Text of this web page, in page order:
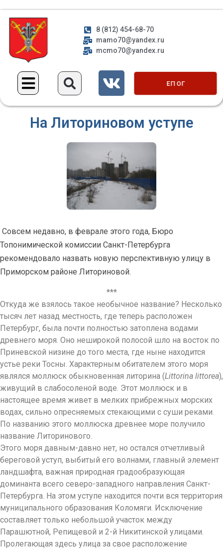
8 (812) 454-68-70
mamo70@yandex.ru
mcmo70@yandex.ru
ЕП ОГ
На Литориновом уступе
Совсем недавно, в феврале этого года, Бюро
Топонимической комиссии Санкт-Петербурга
рекомендовало назвать новую перспективную улицу в
Приморском районе Литориновой.
***
Откуда же взялось такое необычное название? Несколько
тысяч лет назад местность, где теперь расположен
Петербург, была почти полностью затоплена водами
древнего моря. Оно неширокой полосой шло на восток по
Приневской низине до того места, где ныне находится
устье реки Тосны. Характерным обитателем этого моря
являлся моллюск обыкновенная литорина (Littorina littorea),
живущий в слабосоленой воде. Этот моллюск и в
настоящее время живет в мелких прибрежных морских
водах, сильно опресняемых стекающими с суши реками.
По названию этого моллюска древнее море получило
название Литоринового.
Этого моря давным-давно нет, но остался отчетливый
береговой уступ, выбитый его волнами, главный элемент
ландшафта, важная природная градообразующая
доминанта всего северо-западного направления Санкт-
Петербурга. На этом уступе находится почти вся территория
муниципального образования Коломяги. Исключение
составляет только небольшой участок между
Парашютной, Репищевой и 2-й Никитинской улицами.
Пролегающая здесь улица за свое расположение